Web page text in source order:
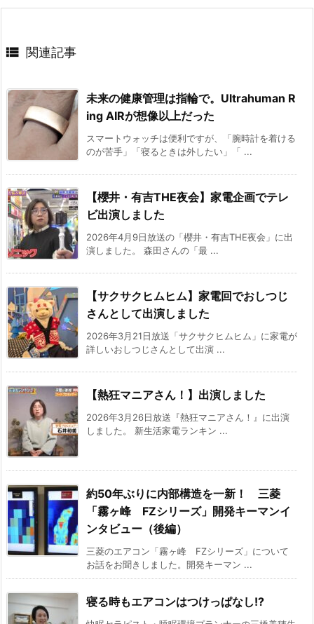
 関連記事
未来の健康管理は指輪で。Ultrahuman R
ing AIRが想像以上だった
スマートウォッチは便利ですが、「腕時計を着ける
のが苦手」「寝るときは外したい」「 ...
【櫻井・有吉THE夜会】家電企画でテレ
ビ出演しました
2026年4月9日放送の「櫻井・有吉THE夜会」に出
演しました。 森田さんの「最 ...
【サクサクヒムヒム】家電回でおしつじ
さんとして出演しました
2026年3月21日放送「サクサクヒムヒム」に家電が
詳しいおしつじさんとして出演 ...
【熱狂マニアさん！】出演しました
2026年3月26日放送『熱狂マニアさん！』に出演
しました。 新生活家電ランキン ...
約50年ぶりに内部構造を一新！ 三菱
「霧ヶ峰 FZシリーズ」開発キーマンイ
ンタビュー（後編）
三菱のエアコン「霧ヶ峰 FZシリーズ」について
お話をお聞きしました。開発キーマン ...
寝る時もエアコンはつけっぱなし!?